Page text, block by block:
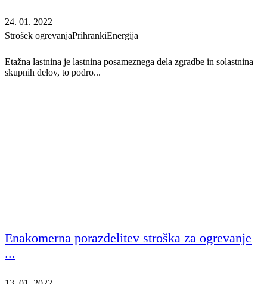
24. 01. 2022
Strošek ogrevanjaPrihrankiEnergija
Etažna lastnina je lastnina posameznega dela zgradbe in solastnina
skupnih delov, to podro...
Enakomerna porazdelitev stroška za ogrevanje
...